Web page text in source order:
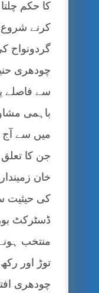
کا حکم
کرنے شروع
گردونواح
چودھری
سے فاصلے
باہمی
میں سے آج
جن کا
خان
کی حیثیت
ڈسٹرکٹ
توڑ اور
چودھری